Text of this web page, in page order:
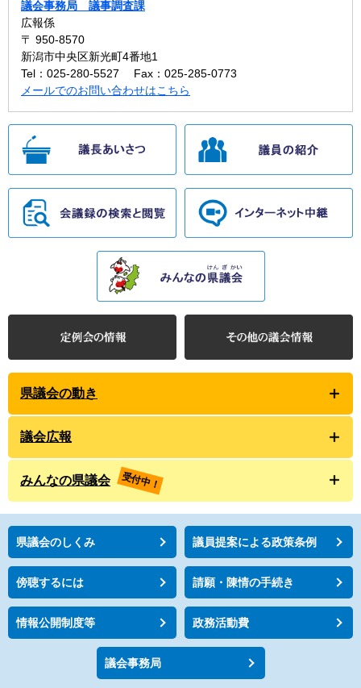
議会事務局 議事調査課
広報係
〒 950-8570
新潟市中央区新光町4番地1
Tel：025-280-5527
Fax：025-285-0773
メールでのお問い合わせはこちら
県議会の動き
議会広報
みんなの県議会 受付中！
県議会のしくみ 議員提案による政策条例
傍聴するには 請願・陳情の手続き
情報公開制度等 政務活動費
議会事務局